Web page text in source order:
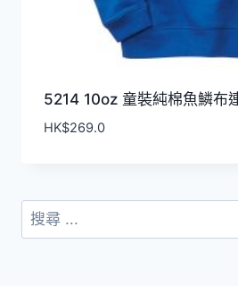
5214 10oz 童裝純棉魚鱗布
HK$269.0
搜
尋